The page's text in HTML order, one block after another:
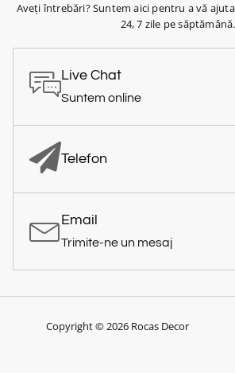
Aveți întrebări? Suntem aici pentru a vă
24, 7 zile pe săptămână.
Live Chat
Suntem online
Telefon
Email
Trimite-ne un mesaj
Copyright © 2026 Rocas Decor